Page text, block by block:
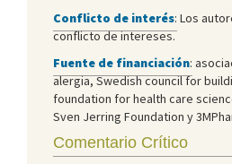
Conflicto de interés: Los
conflicto de intereses.
Fuente de financiación:
alergia, Swedish council for
foundation for health care
Sven Jerring Foundation y
Comentario Crítico